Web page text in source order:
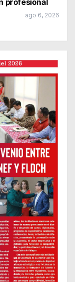
profesional
ago 6, 2026